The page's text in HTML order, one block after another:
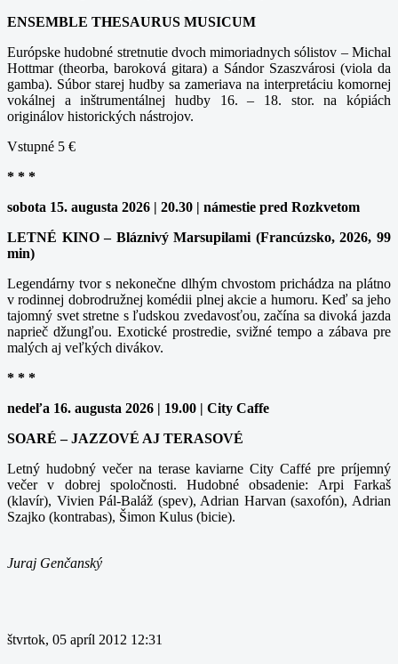
ENSEMBLE THESAURUS MUSICUM
Európske hudobné stretnutie dvoch mimoriadnych sólistov – Michal
Hottmar (theorba, baroková gitara) a Sándor Szaszvárosi (viola da
gamba). Súbor starej hudby sa zameriava na interpretáciu komornej
vokálnej a inštrumentálnej hudby 16. – 18. stor. na kópiách
originálov historických nástrojov.
Vstupné 5 €
* * *
sobota 15. augusta 2026 | 20.30 | námestie pred Rozkvetom
LETNÉ KINO – Bláznivý Marsupilami (Francúzsko, 2026, 99
min)
Legendárny tvor s nekonečne dlhým chvostom prichádza na plátno
v rodinnej dobrodružnej komédii plnej akcie a humoru. Keď sa jeho
tajomný svet stretne s ľudskou zvedavosťou, začína sa divoká jazda
naprieč džungľou. Exotické prostredie, svižné tempo a zábava pre
malých aj veľkých divákov.
* * *
nedeľa 16. augusta 2026 | 19.00 | City Caffe
SOARÉ – JAZZOVÉ AJ TERASOVÉ
Letný hudobný večer na terase kaviarne City Caffé pre príjemný
večer v dobrej spoločnosti. Hudobné obsadenie: Arpi Farkaš
(klavír), Vivien Pál-Baláž (spev), Adrian Harvan (saxofón), Adrian
Szajko (kontrabas), Šimon Kulus (bicie).
Juraj Genčanský
štvrtok, 05 apríl 2012 12:31